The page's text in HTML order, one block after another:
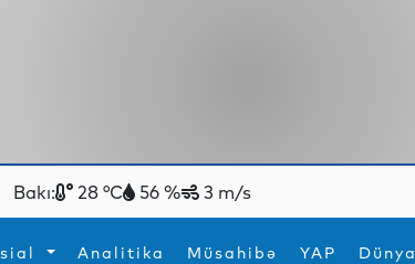
Bakı: 28 °C 56 % 3 m/s
Analitika Müsahibə YAP Dünya